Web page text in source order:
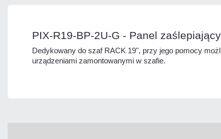
PIX-R19-BP-2U-G - Panel
Dedykowany do szaf RACK 19", przy jego pomocy
urządzeniami zamontowanymi w szafie.